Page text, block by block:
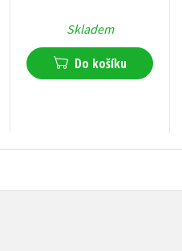
Skladem
Do košíku